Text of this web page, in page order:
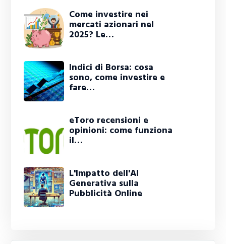
Come investire nei
mercati azionari nel
2025? Le…
Indici di Borsa: cosa
sono, come investire e
fare…
eToro recensioni e
opinioni: come funziona
il…
L'Impatto dell'AI
Generativa sulla
Pubblicità Online